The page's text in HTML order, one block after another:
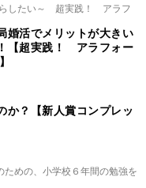
したい～ 超実践！ アラフ
婚活でメリットが大きい
【超実践！ アラフォー
か？【新人賞コンプレッ
めの、小学校６年間の勉強を